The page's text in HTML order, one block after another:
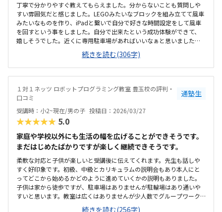
丁寧で分かりやすぐ教えてもらえました。分からないことも質問しや
すい雰囲気だと感じました。LEGOみたいなブロックを組み立てて風車
みたいなものを作り、iPadと繋いで自分で好きな時間設定をして風車
を回すという事をしました。自分で出来たという成功体験ができて、
嬉しそうでした。近くに専用駐車場があればいいなぁと思いました。
有料駐車場は近くにたくさんありました。体験でしたが、教室は学校
みたいに机が並んでいて、静かで集中出来そうな雰囲気でした。高く
もなく通いやすい金額なのかなぁと思いました。曜日が火曜日、金曜
日だけなので、他の曜日の選択ができればもっといいなぁと思いまし
た。分かりやすくて、集中してできたみたいです。
続きを読む(306字)
１対１ネッツ ロボットプログラミング教室 豊玉校の評判・
口コミ
通塾生
受講時：小2~現在/男の子 投稿日：2026/03/27
★★★★★ 5.0
家庭や学校以外にも生活の幅を広げることができそうです。
まだはじめたばかりですが楽しく継続できそうです。
柔軟な対応と子供が楽しいと受講後に伝えてくれます。先生も話しや
すく好印象です。初級、中級とカリキュラムの説明会もあり本人にと
ってどこから始めるかどのように進めていくかの説明もありました。
子供は家から徒歩ですが、駐車場はありませんが駐輪場はあり通いや
すいと思います。教室は広くはありませんが少人数でグループワーク
などには良いと思います。高額に感じましたがそれで子供が学校や家
続きを読む(256字)